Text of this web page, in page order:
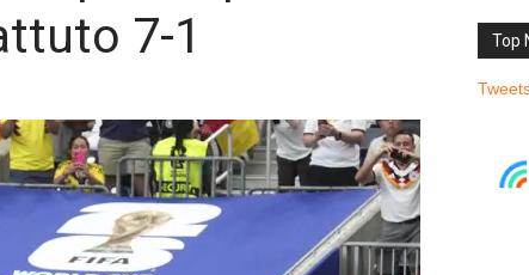
7-1
Top